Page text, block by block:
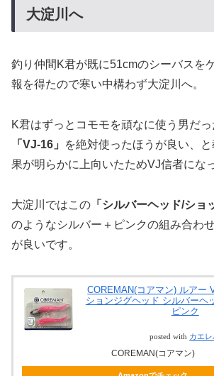
大淀川へ
釣り仲間K君が既に51cmのシーバスを
報を得たので寒い中構わず大淀川へ。
K君はずっとコモモを頑なに使う男だっ
「VJ-16」
を絶対使ったほうが良い、
果が明らかに上向いたためVJ信者にな
大淀川ではこの 「シルバーヘッド/ショ
のようなシルバー＋ピンクの組み合わ
が良いです。
COREMAN(コアマン) ルアー
ションジグヘッド シルバーヘ
ピンク
posted with カエレ
COREMAN(コアマン)